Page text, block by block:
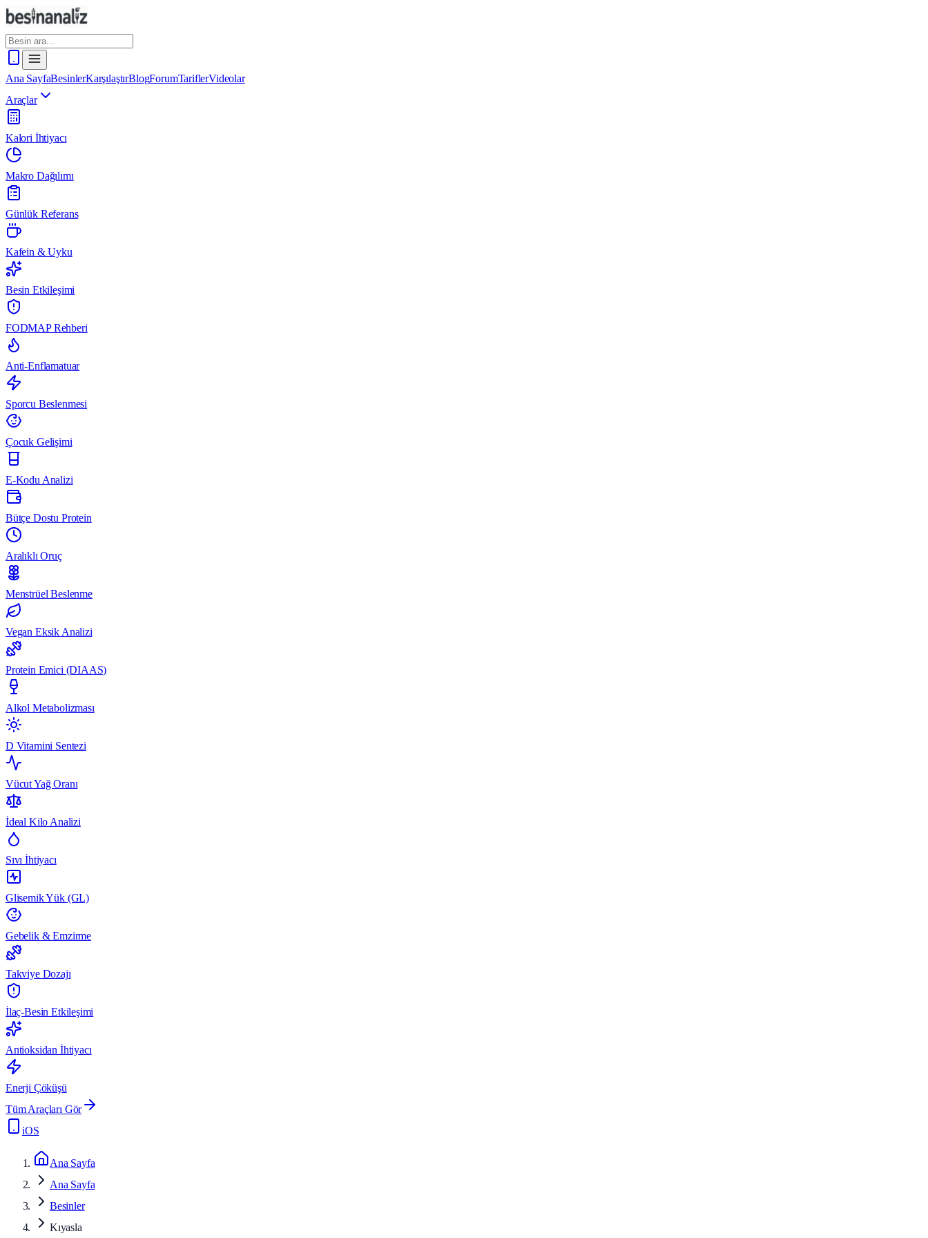
Ana SayfaBesinlerKarşılaştırBlogForumTariflerVideolar
Araçlar
Kalori İhtiyacı
Makro Dağılımı
Günlük Referans
Kafein & Uyku
Besin Etkileşimi
FODMAP Rehberi
Anti-Enflamatuar
Sporcu Beslenmesi
Çocuk Gelişimi
E-Kodu Analizi
Bütçe Dostu Protein
Aralıklı Oruç
Menstrüel Beslenme
Vegan Eksik Analizi
Protein Emici (DIAAS)
Alkol Metabolizması
D Vitamini Sentezi
Vücut Yağ Oranı
İdeal Kilo Analizi
Sıvı İhtiyacı
Glisemik Yük (GL)
Gebelik & Emzirme
Takviye Dozajı
İlaç-Besin Etkileşimi
Antioksidan İhtiyacı
Enerji Çöküşü
Tüm Araçları Gör
iOS
Ana Sayfa
Ana Sayfa
Besinler
Kıyasla